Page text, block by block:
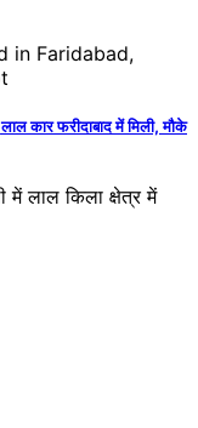
कार फरीदाबाद में मिली, मौके
लाल किला क्षेत्र में